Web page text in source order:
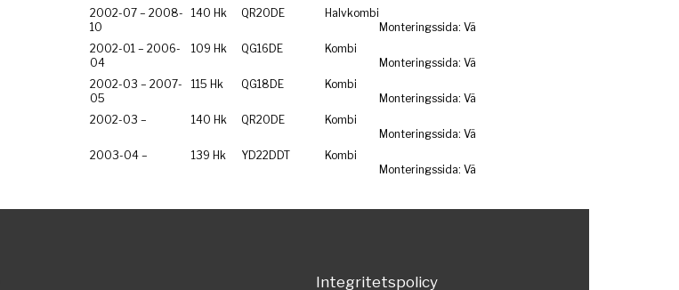
2002-07 – 2008-
10
140 Hk QR20DE
Halvkombi
Monteringssida: Vä
2002-01 – 2006-
04
109 Hk QG16DE
Kombi
Monteringssida: Vä
2002-03 – 2007-
05
115 Hk QG18DE
Kombi
Monteringssida: Vä
2002-03 – 140 Hk QR20DE
Kombi
Monteringssida: Vä
2003-04 – 139 Hk YD22DDT
Kombi
Monteringssida: Vä
Integritetspolicy